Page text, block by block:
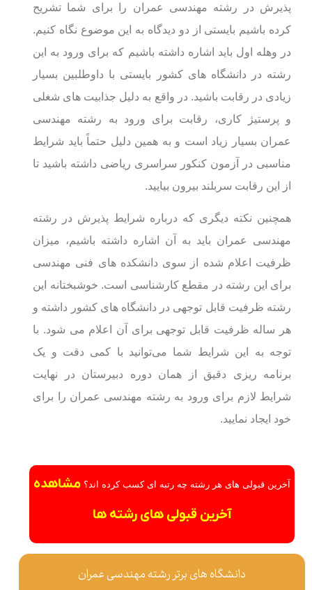
پذیرش در رشته مهندسی عمران را برای شما تشریح
کرده باشیم بایستی از دو دیدگاه به این موضوع نگاه کنیم.
در وهله اول باید اشاره داشته باشیم که برای ورود به این
رشته در دانشگاه های کشور بایستی با داوطلبین بسیار
زیادی در رقابت باشید. در واقع به دلیل جذابیت های شغلی
و پرستیژ کاری، رقابت برای ورود به رشته مهندسی
عمران بسیار زیاد است و به همین دلیل حتماً باید شرایط
مناسبی در آزمون کنکور سراسری ریاضی داشته باشید تا
از این رقابت سربلند بیرون بیایید.
همچنین نکته دیگری که درباره شرایط پذیرش در رشته
مهندسی عمران باید به آن اشاره داشته باشیم، میزان
ظرفیت اعلام شده از سوی دانشکده های فنی مهندسی
برای این رشته در مقطع کارشناسی است. خوشبختانه این
رشته ظرفیت قابل توجهی در دانشگاه های کشور داشته و
هر ساله ظرفیت قابل توجهی برای آن اعلام می شود. با
توجه به این شرایط شما می‌توانید با کمی دقت و یک
برنامه ریزی دقیق از همان دوره دبیرستان در نهایت
شرایط لازم برای ورود به رشته مهندسی عمران را برای
خود ایجاد نمایید.
آخرین قبولی های هر رشته چه رتبه ای کسب کرده اند؟ مشاهده
آخرین قبولی های رشته ها
دانشگاه های برتر رشته مهندسی عمران